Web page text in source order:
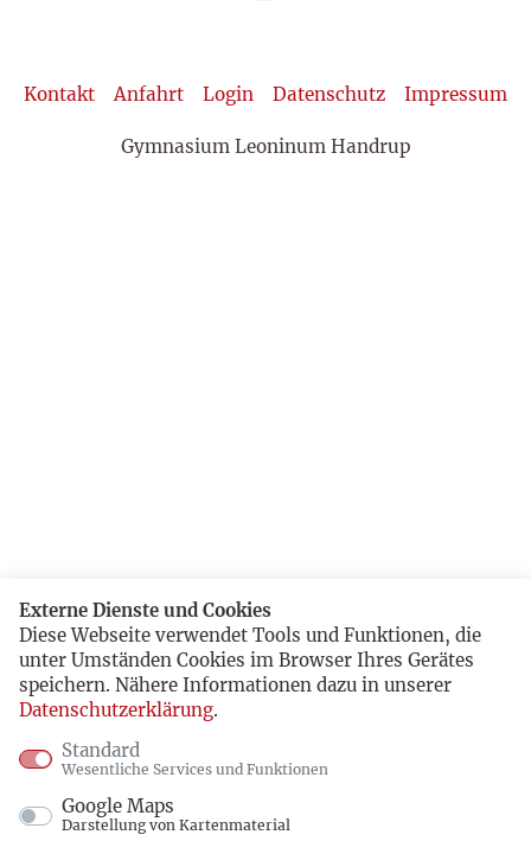
Kontakt Anfahrt Login Datenschutz Impressum
Gymnasium Leoninum Handrup
Externe Dienste und Cookies
Diese Webseite verwendet Tools und Funktionen, die
unter Umständen Cookies im Browser Ihres Gerätes
speichern. Nähere Informationen dazu in unserer
Datenschutzerklärung.
Standard
Wesentliche Services und Funktionen
Google Maps
Darstellung von Kartenmaterial